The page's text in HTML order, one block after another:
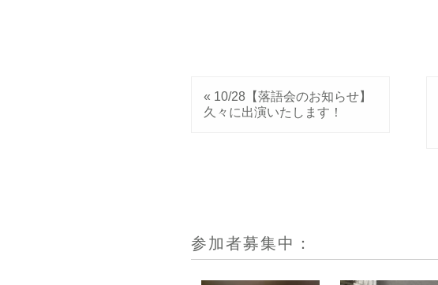
« 10/28【落語会のお知らせ】
久々に出演いたします！
参加者募集中：